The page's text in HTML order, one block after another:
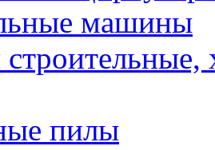
машины
пилы